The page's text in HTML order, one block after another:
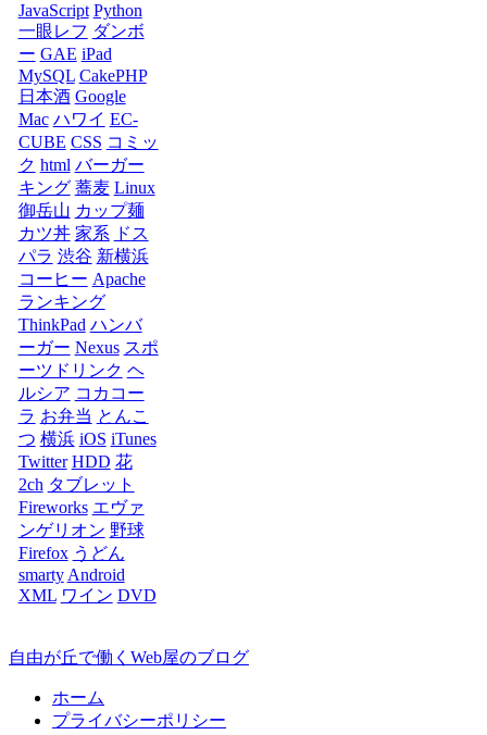
JavaScript Python
一眼レフ ダンボ
ー GAE iPad
MySQL CakePHP
日本酒 Google
Mac ハワイ EC-
CUBE CSS コミッ
ク html バーガー
キング 蕎麦 Linux
御岳山 カップ麺
カツ丼 家系 ドス
パラ 渋谷 新横浜
コーヒー Apache
ランキング
ThinkPad ハンバ
ーガー Nexus スポ
ーツドリンク ヘ
ルシア コカコー
ラ お弁当 とんこ
つ 横浜 iOS iTunes
Twitter HDD 花
2ch タブレット
Fireworks エヴァ
ンゲリオン 野球
Firefox うどん
smarty Android
XML ワイン DVD
自由が丘で働くWeb屋のブログ
ホーム
プライバシーポリシー